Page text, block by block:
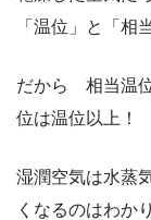
「温位」と「相
だから 相当温
位は温位以上！
湿潤空気は水蒸
くなるのはわか